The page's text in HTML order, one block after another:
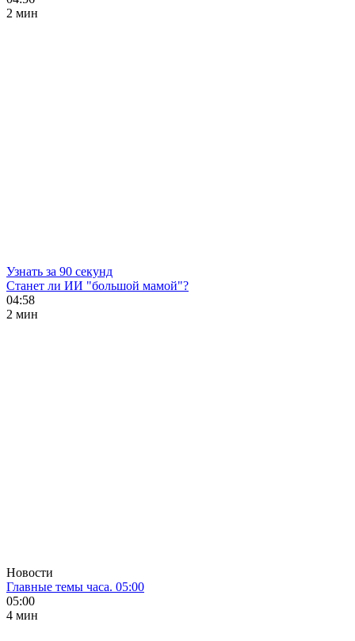
2 мин
Узнать за 90 секунд
Станет ли ИИ "большой мамой"?
04:58
2 мин
Новости
Главные темы часа. 05:00
05:00
4 мин